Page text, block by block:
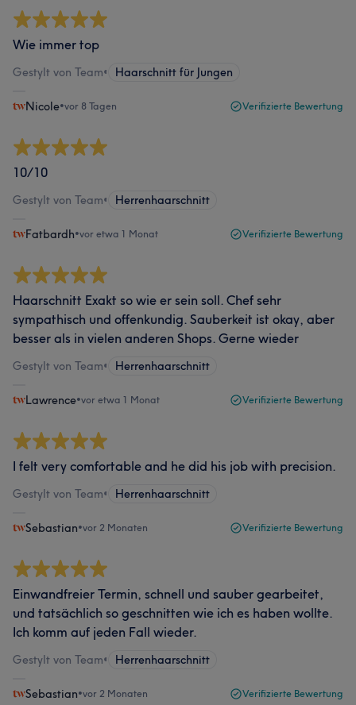
Wie immer top
Gestylt von Team• Haarschnitt für Jungen
Nicole•vor 8 Tagen Verifizierte Bewertung
10/10
Gestylt von Team• Herrenhaarschnitt
Fatbardh•vor etwa 1 Monat Verifizierte Bewertung
Haarschnitt Exakt so wie er sein soll. Chef sehr
sympathisch und offenkundig. Sauberkeit ist okay, aber
besser als in vielen anderen Shops. Gerne wieder
Gestylt von Team• Herrenhaarschnitt
Lawrence•vor etwa 1 Monat Verifizierte Bewertung
I felt very comfortable and he did his job with precision.
Gestylt von Team• Herrenhaarschnitt
Sebastian•vor 2 Monaten Verifizierte Bewertung
Einwandfreier Termin, schnell und sauber gearbeitet,
und tatsächlich so geschnitten wie ich es haben wollte.
Ich komm auf jeden Fall wieder.
Gestylt von Team• Herrenhaarschnitt
Sebastian•vor 2 Monaten Verifizierte Bewertung